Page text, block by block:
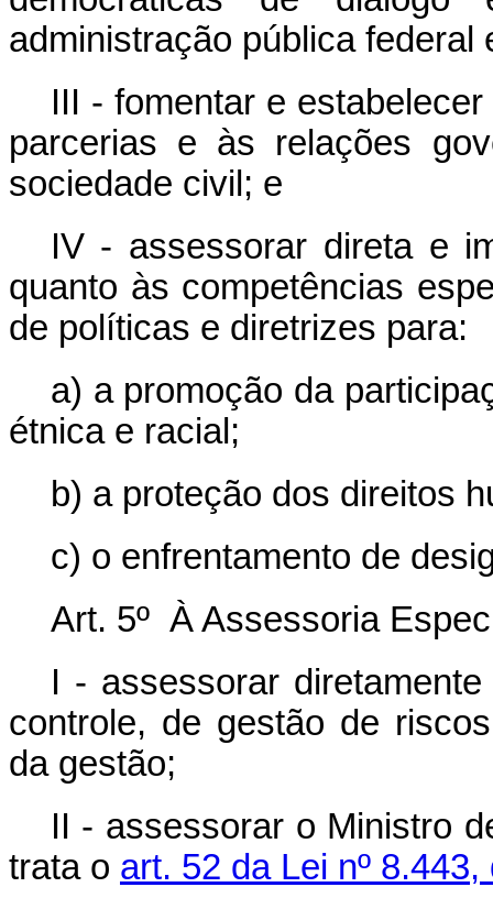
administração pública federal
III - fomentar e
parcerias e às relações
sociedade civil; e
IV - assessorar direta e
quanto às competências
de políticas e diretrizes para:
a) a promoção da
étnica e racial;
b) a proteção dos direitos
c) o enfrentamento de
Art. 5º À Assessoria
I - assessorar
controle, de gestão de
da gestão;
II - assessorar o Ministro
trata o art. 52 da Lei nº